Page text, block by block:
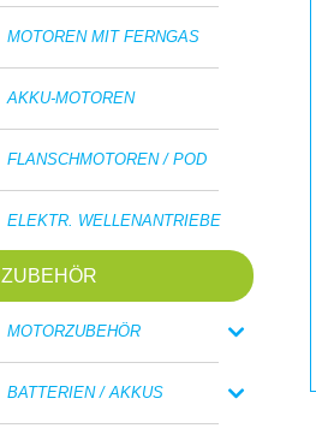
MOTOREN MIT FERNGAS
AKKU-MOTOREN
FLANSCHMOTOREN / POD
ELEKTR. WELLENANTRIEBE
ZUBEHÖR
MOTORZUBEHÖR
BATTERIEN / AKKUS